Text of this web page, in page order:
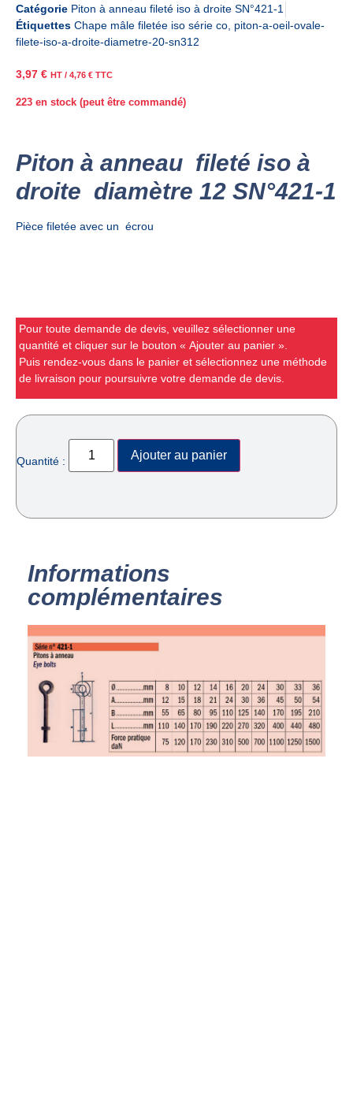
Catégorie Piton à anneau fileté iso à droite SN°421-1
Étiquettes Chape mâle filetée iso série co, piton-a-oeil-ovale-
filete-iso-a-droite-diametre-20-sn312
3,97 € HT / 4,76 € TTC
223 en stock (peut être commandé)
Piton à anneau fileté iso à
droite diamètre 12 SN°421-1
Pièce filetée avec un écrou
Pour toute demande de devis, veuillez sélectionner une
quantité et cliquer sur le bouton « Ajouter au panier ».
Puis rendez-vous dans le panier et sélectionnez une méthode
de livraison pour poursuivre votre demande de devis.
Quantité : Ajouter au panier
Informations
complémentaires